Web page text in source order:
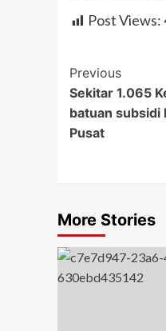
Post Views:
Post
Previous
Sekitar 1.065
batuan subsidi
Pusat
More Stories